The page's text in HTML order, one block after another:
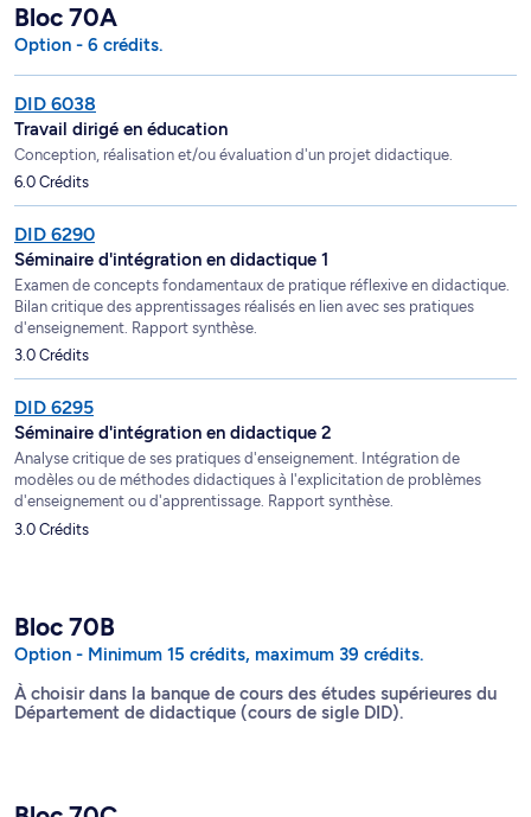
Bloc 70A
Option - 6 crédits.
DID 6038
Travail dirigé en éducation
Conception, réalisation et/ou évaluation d'un projet didactique.
6.0 Crédits
DID 6290
Séminaire d'intégration en didactique 1
Examen de concepts fondamentaux de pratique réflexive en didactique.
Bilan critique des apprentissages réalisés en lien avec ses pratiques
d'enseignement. Rapport synthèse.
3.0 Crédits
DID 6295
Séminaire d'intégration en didactique 2
Analyse critique de ses pratiques d'enseignement. Intégration de
modèles ou de méthodes didactiques à l'explicitation de problèmes
d'enseignement ou d'apprentissage. Rapport synthèse.
3.0 Crédits
Bloc 70B
Option - Minimum 15 crédits, maximum 39 crédits.
À choisir dans la banque de cours des études supérieures du
Département de didactique (cours de sigle DID).